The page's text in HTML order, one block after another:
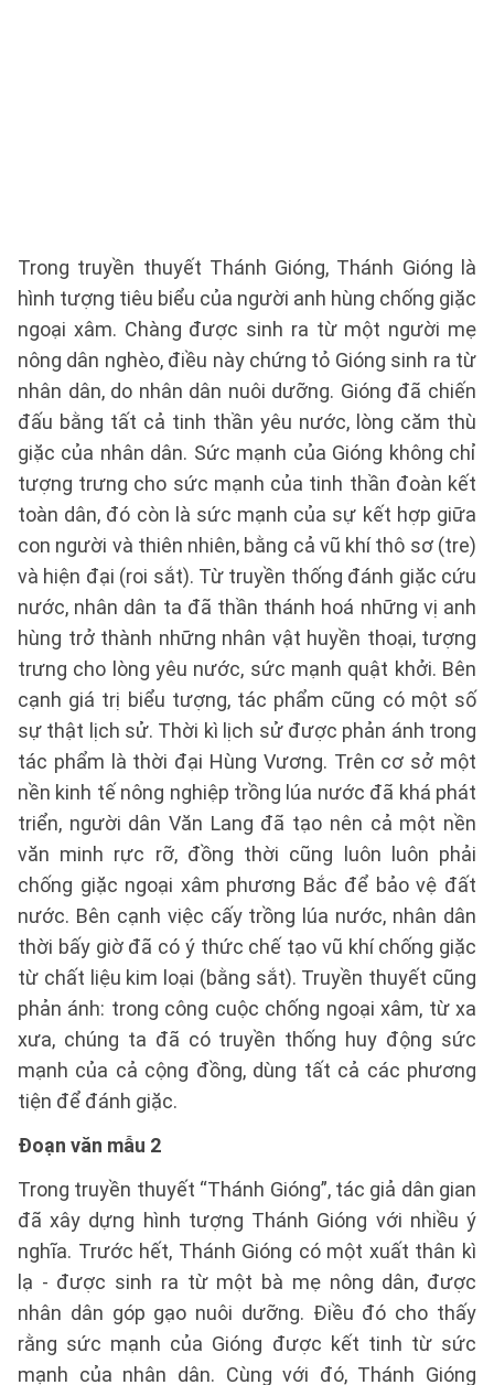
Trong truyền thuyết Thánh Gióng, Thánh Gióng là
hình tượng tiêu biểu của người anh hùng chống giặc
ngoại xâm. Chàng được sinh ra từ một người mẹ
nông dân nghèo, điều này chứng tỏ Gióng sinh ra từ
nhân dân, do nhân dân nuôi dưỡng. Gióng đã chiến
đấu bằng tất cả tinh thần yêu nước, lòng căm thù
giặc của nhân dân. Sức mạnh của Gióng không chỉ
tượng trưng cho sức mạnh của tinh thần đoàn kết
toàn dân, đó còn là sức mạnh của sự kết hợp giữa
con người và thiên nhiên, bằng cả vũ khí thô sơ (tre)
và hiện đại (roi sắt). Từ truyền thống đánh giặc cứu
nước, nhân dân ta đã thần thánh hoá những vị anh
hùng trở thành những nhân vật huyền thoại, tượng
trưng cho lòng yêu nước, sức mạnh quật khởi. Bên
cạnh giá trị biểu tượng, tác phẩm cũng có một số
sự thật lịch sử. Thời kì lịch sử được phản ánh trong
tác phẩm là thời đại Hùng Vương. Trên cơ sở một
nền kinh tế nông nghiệp trồng lúa nước đã khá phát
triển, người dân Văn Lang đã tạo nên cả một nền
văn minh rực rỡ, đồng thời cũng luôn luôn phải
chống giặc ngoại xâm phương Bắc để bảo vệ đất
nước. Bên cạnh việc cấy trồng lúa nước, nhân dân
thời bấy giờ đã có ý thức chế tạo vũ khí chống giặc
từ chất liệu kim loại (bằng sắt). Truyền thuyết cũng
phản ánh: trong công cuộc chống ngoại xâm, từ xa
xưa, chúng ta đã có truyền thống huy động sức
mạnh của cả cộng đồng, dùng tất cả các phương
tiện để đánh giặc.
Đoạn văn mẫu 2
Trong truyền thuyết “Thánh Gióng”, tác giả dân gian
đã xây dựng hình tượng Thánh Gióng với nhiều ý
nghĩa. Trước hết, Thánh Gióng có một xuất thân kì
lạ - được sinh ra từ một bà mẹ nông dân, được
nhân dân góp gạo nuôi dưỡng. Điều đó cho thấy
rằng sức mạnh của Gióng được kết tinh từ sức
mạnh của nhân dân. Cùng với đó, Thánh Gióng